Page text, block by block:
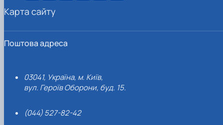
Поштова адреса
03041, Україна, м. Київ,
вул. Героїв Оборони, буд. 15.
(044) 527-82-42
Карта сайту